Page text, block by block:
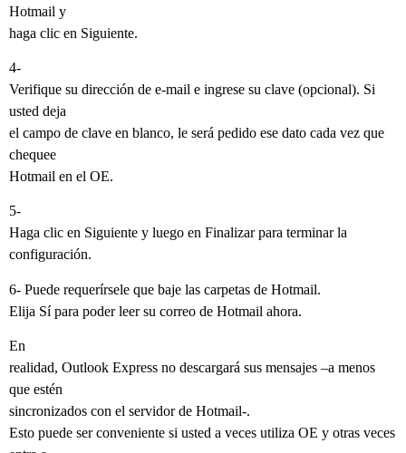
Hotmail y
haga clic en Siguiente.
4-
Verifique su dirección de e-mail e ingrese su clave (opcional). Si
usted deja
el campo de clave en blanco, le será pedido ese dato cada vez que
chequee
Hotmail en el OE.
5-
Haga clic en Siguiente y luego en Finalizar para terminar la
configuración.
6- Puede requerírsele que baje las carpetas de Hotmail.
Elija Sí para poder leer su correo de Hotmail ahora.
En
realidad, Outlook Express no descargará sus mensajes –a menos
que estén
sincronizados con el servidor de Hotmail-.
Esto puede ser conveniente si usted a veces utiliza OE y otras veces